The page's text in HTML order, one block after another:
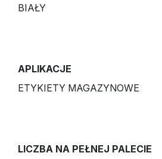
BIAŁY
APLIKACJE
ETYKIETY MAGAZYNOWE
LICZBA NA PEŁNEJ PALECIE